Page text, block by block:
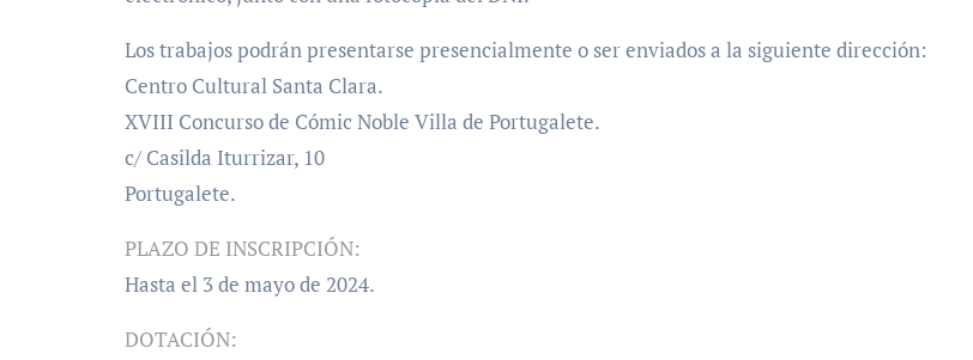
Los trabajos podrán presentarse presencialmente o ser enviados a la siguiente dirección:
Centro Cultural Santa Clara.
XVIII Concurso de Cómic Noble Villa de Portugalete.
c/ Casilda Iturrizar, 10
Portugalete.
PLAZO DE INSCRIPCIÓN:
Hasta el 3 de mayo de 2024.
DOTACIÓN: